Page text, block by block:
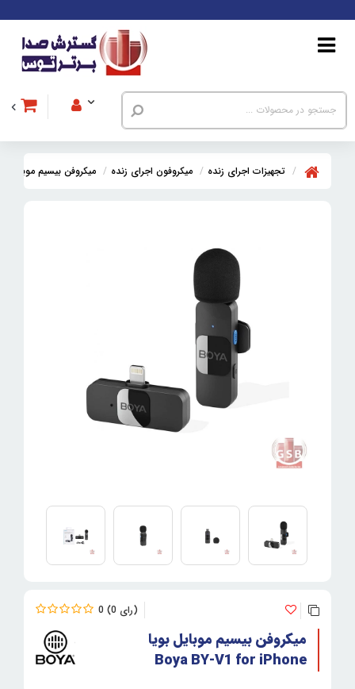
تجهیزات اجرای زنده میکروفون اجرای زنده میکروفن بیسیم موبایل
0 0
میکروفن بیسیم موبایل بویا
Boya BY-V1 for iPhone